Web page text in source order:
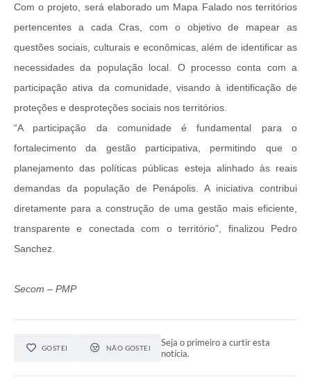
Com o projeto, será elaborado um Mapa Falado nos territórios
pertencentes a cada Cras, com o objetivo de mapear as
questões sociais, culturais e econômicas, além de identificar as
necessidades da população local. O processo conta com a
participação ativa da comunidade, visando à identificação de
proteções e desproteções sociais nos territórios.
“A participação da comunidade é fundamental para o
fortalecimento da gestão participativa, permitindo que o
planejamento das políticas públicas esteja alinhado às reais
demandas da população de Penápolis. A iniciativa contribui
diretamente para a construção de uma gestão mais eficiente,
transparente e conectada com o território”, finalizou Pedro
Sanchez.
Secom – PMP
GOSTEI NÃO GOSTEI
Seja o primeiro a curtir esta
notícia.